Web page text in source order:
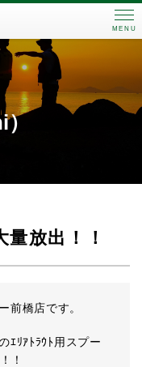
MENU
）
量放出！！
前橋店です。
ｴﾘｱﾄﾗｳﾄ用スプー
！